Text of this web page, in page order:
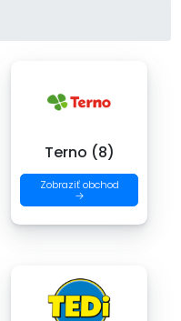
Terno (8)
Zobraziť obchod
→